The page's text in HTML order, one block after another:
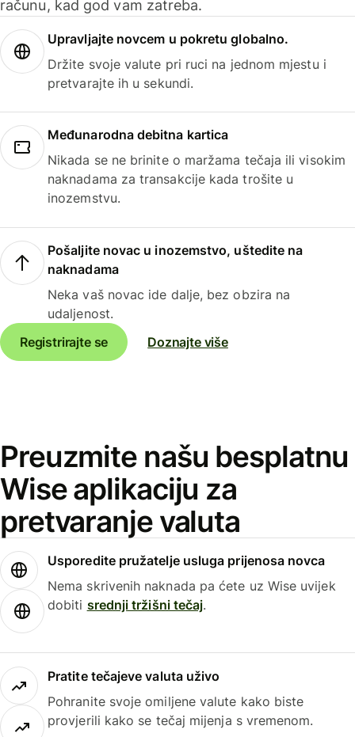
računu, kad god vam zatreba.
Upravljajte novcem u pokretu globalno.
Držite svoje valute pri ruci na jednom mjestu i
pretvarajte ih u sekundi.
Međunarodna debitna kartica
Nikada se ne brinite o maržama tečaja ili visokim
naknadama za transakcije kada trošite u
inozemstvu.
Pošaljite novac u inozemstvo, uštedite na
naknadama
Neka vaš novac ide dalje, bez obzira na
udaljenost.
Registrirajte se
Doznajte više
Preuzmite našu besplatnu
Wise aplikaciju za
pretvaranje valuta
Usporedite pružatelje usluga prijenosa novca
Nema skrivenih naknada pa ćete uz Wise uvijek
dobiti srednji tržišni tečaj.
Pratite tečajeve valuta uživo
Pohranite svoje omiljene valute kako biste
provjerili kako se tečaj mijenja s vremenom.